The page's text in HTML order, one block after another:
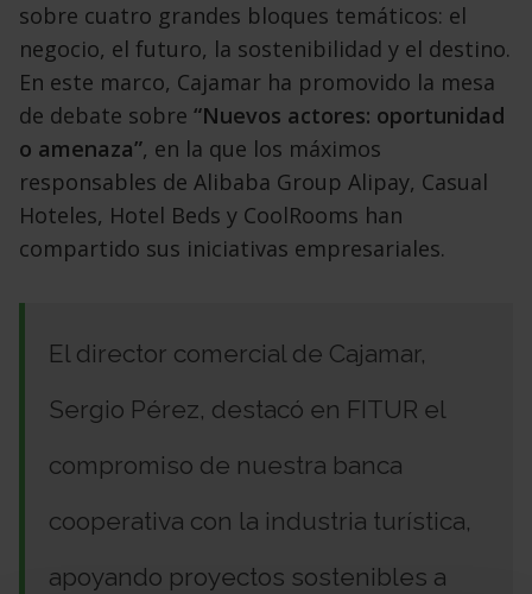
sobre cuatro grandes bloques temáticos: el
negocio, el futuro, la sostenibilidad y el destino.
En este marco, Cajamar ha promovido la mesa
de debate sobre “Nuevos actores: oportunidad
o amenaza”, en la que los máximos
responsables de Alibaba Group Alipay, Casual
Hoteles, Hotel Beds y CoolRooms han
compartido sus iniciativas empresariales.
El director comercial de Cajamar,
Sergio Pérez, destacó en FITUR el
compromiso de nuestra banca
cooperativa con la industria turística,
apoyando proyectos sostenibles a